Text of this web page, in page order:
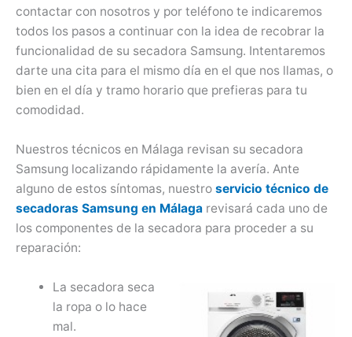
contactar con nosotros y por teléfono te indicaremos
todos los pasos a continuar con la idea de recobrar la
funcionalidad de su secadora Samsung. Intentaremos
darte una cita para el mismo día en el que nos llamas, o
bien en el día y tramo horario que prefieras para tu
comodidad.
Nuestros técnicos en Málaga revisan su secadora
Samsung localizando rápidamente la avería. Ante
alguno de estos síntomas, nuestro servicio técnico de
secadoras Samsung en Málaga revisará cada uno de
los componentes de la secadora para proceder a su
reparación:
La secadora seca
la ropa o lo hace
mal.